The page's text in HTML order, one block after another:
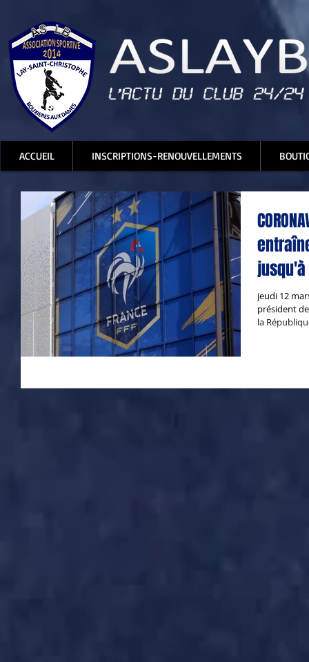
ACCUEIL INSCRIPTIONS-RENOUVELLEMENTS
jeudi 12
président
la